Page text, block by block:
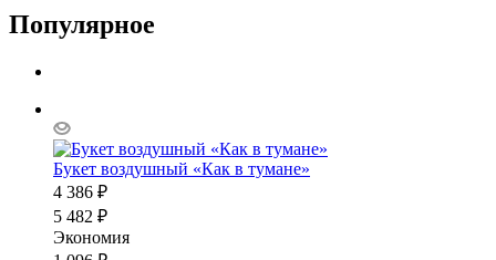
Популярное
Букет воздушный «Как в тумане»
4 386 ₽
5 482 ₽
Экономия